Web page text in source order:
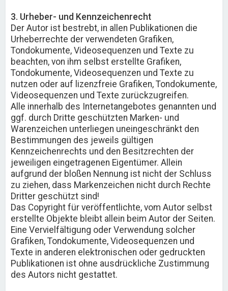
3. Urheber- und Kennzeichenrecht
Der Autor ist bestrebt, in allen Publikationen die
Urheberrechte der verwendeten Grafiken,
Tondokumente, Videosequenzen und Texte zu
beachten, von ihm selbst erstellte Grafiken,
Tondokumente, Videosequenzen und Texte zu
nutzen oder auf lizenzfreie Grafiken, Tondokumente,
Videosequenzen und Texte zurückzugreifen.
Alle innerhalb des Internetangebotes genannten und
ggf. durch Dritte geschützten Marken- und
Warenzeichen unterliegen uneingeschränkt den
Bestimmungen des jeweils gültigen
Kennzeichenrechts und den Besitzrechten der
jeweiligen eingetragenen Eigentümer. Allein
aufgrund der bloßen Nennung ist nicht der Schluss
zu ziehen, dass Markenzeichen nicht durch Rechte
Dritter geschützt sind!
Das Copyright für veröffentlichte, vom Autor selbst
erstellte Objekte bleibt allein beim Autor der Seiten.
Eine Vervielfältigung oder Verwendung solcher
Grafiken, Tondokumente, Videosequenzen und
Texte in anderen elektronischen oder gedruckten
Publikationen ist ohne ausdrückliche Zustimmung
des Autors nicht gestattet.